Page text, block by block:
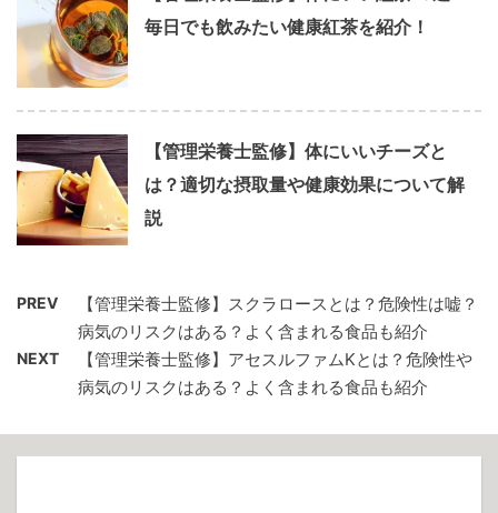
毎日でも飲みたい健康紅茶を紹介！
【管理栄養士監修】体にいいチーズと
は？適切な摂取量や健康効果について解
説
PREV
【管理栄養士監修】スクラロースとは？危険性は嘘？
病気のリスクはある？よく含まれる食品も紹介
NEXT
【管理栄養士監修】アセスルファムKとは？危険性や
病気のリスクはある？よく含まれる食品も紹介